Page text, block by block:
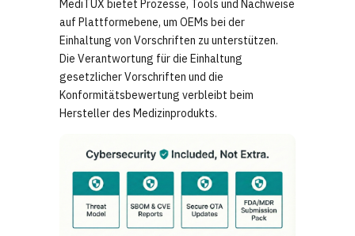
MediTUX bietet Prozesse, Tools und Nachweise
auf Plattformebene, um OEMs bei der
Einhaltung von Vorschriften zu unterstützen.
Die Verantwortung für die Einhaltung
gesetzlicher Vorschriften und die
Konformitätsbewertung verbleibt beim
Hersteller des Medizinprodukts.